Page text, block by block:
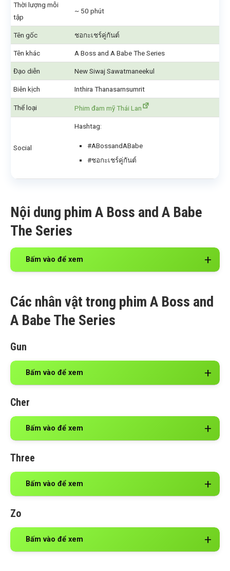
Thời lượng mỗi
tập
~ 50 phút
Tên gốc ชอกะเชร์คู่กันต์
Tên khác A Boss and A Babe The Series
Đạo diễn New Siwaj Sawatmaneekul
Biên kịch Inthira Thanasarnsumrit
Thể loại Phim đam mỹ Thái Lan
Social
Hashtag:
#ABossandABabe
#ชอกะเชร์คู่กันต์
Nội dung phim A Boss and A Babe
The Series
Bấm vào để xem
Các nhân vật trong phim A Boss and
A Babe The Series
Gun
Bấm vào để xem
Cher
Bấm vào để xem
Three
Bấm vào để xem
Zo
Bấm vào để xem